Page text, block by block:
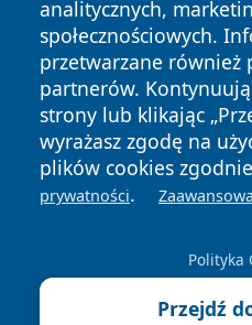
analitycznych,
społecznościowych.
przetwarzane również
partnerów.
strony lub klikając
wyrażasz zgodę na
plików cookies
prywatności.
Polityka
Przejdź
zastrzeżone.
News Autorzy
Polityka